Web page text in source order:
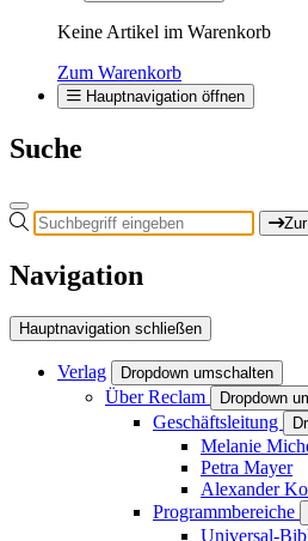
Keine Artikel im Warenkorb
Zum Warenkorb
Hauptnavigation öffnen
Suche
Navigation
Hauptnavigation schließen
Verlag Dropdown umschalten
Über Reclam Dropdown
Geschäftsleitung
Melanie
Petra Mayer
Alexander
Programmbereiche
Universal-